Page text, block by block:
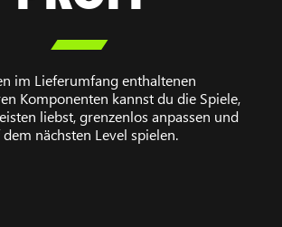

im Lieferumfang enthaltenen
Komponenten kannst du die Spiele,
liebst, grenzenlos anpassen und
dem nächsten Level spielen.